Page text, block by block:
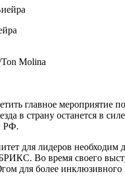
Molina
главное мероприятие
в страну останется в
РФ.
для лидеров
Во время своего
для более инклюзивного